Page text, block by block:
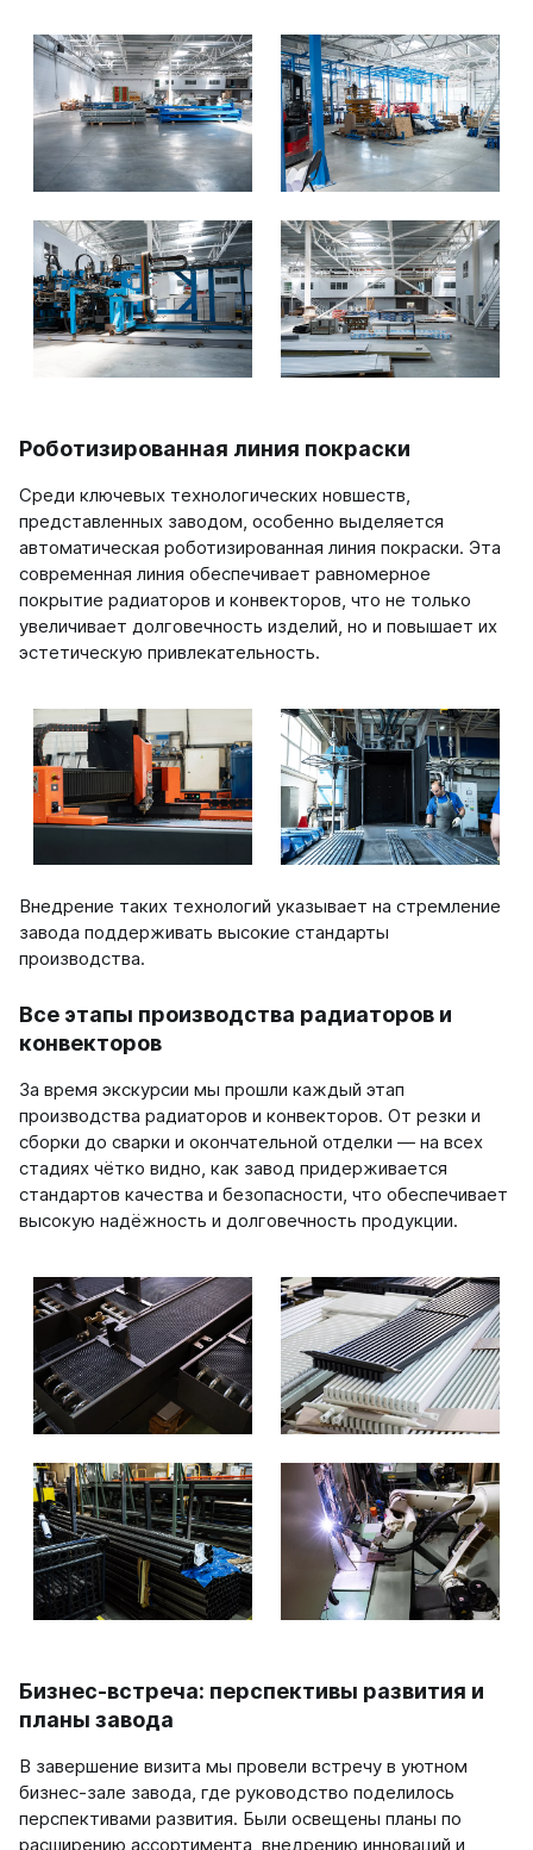
Роботизированная линия покраски
Среди ключевых технологических новшеств,
представленных заводом, особенно выделяется
автоматическая роботизированная линия покраски. Эта
современная линия обеспечивает равномерное
покрытие радиаторов и конвекторов, что не только
увеличивает долговечность изделий, но и повышает их
эстетическую привлекательность.
Внедрение таких технологий указывает на стремление
завода поддерживать высокие стандарты
производства.
Все этапы производства радиаторов и
конвекторов
За время экскурсии мы прошли каждый этап
производства радиаторов и конвекторов. От резки и
сборки до сварки и окончательной отделки — на всех
стадиях чётко видно, как завод придерживается
стандартов качества и безопасности, что обеспечивает
высокую надёжность и долговечность продукции.
Бизнес-встреча: перспективы развития и
планы завода
В завершение визита мы провели встречу в уютном
бизнес-зале завода, где руководство поделилось
перспективами развития. Были освещены планы по
расширению ассортимента, внедрению инноваций и